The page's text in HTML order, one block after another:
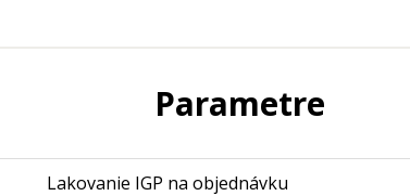
Parametre
Lakovanie IGP na objednávku